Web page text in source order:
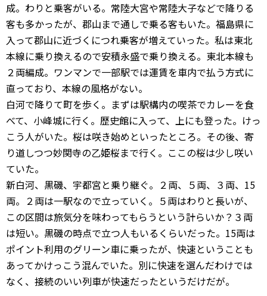
成。わりと乗客がいる。常陸大宮や常陸大子などで降りる
客も多かったが、郡山まで通しで乗る客もいた。福島県に
入って郡山に近づくにつれ乗客が増えていった。私は東北
本線に乗り換えるので安積永盛で乗り換える。東北本線も
２両編成。ワンマンで一部駅では運賃を車内で払う方式に
直っており、本線の風格がない。
白河で降りて町を歩く。まずは駅構内の喫茶でカレーを食
べて、小峰城に行く。歴史館に入って、上にも登った。けっ
こう人がいた。桜は咲き始めといったところ。その後、寄
り道しつつ妙関寺の乙姫桜まで行く。ここの桜は少し咲い
ていた。
新白河、黒磯、宇都宮と乗り継ぐ。２両、５両、３両、15
両。２両は一駅なので立っていく。５両はわりと長いが、
この区間は旅気分を味わってもらうという計らいか？３両
は短い。黒磯の時点で立つ人もいるくらいだった。15両は
ポイント利用のグリーン車に乗ったが、快速ということも
あってかけっこう混んでいた。別に快速を選んだわけでは
なく、接続のいい列車が快速だったというだけだが。